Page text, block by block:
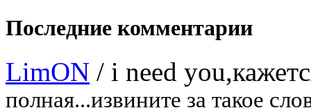
Последние комментарии
LimON / i need
полная...извините за такое